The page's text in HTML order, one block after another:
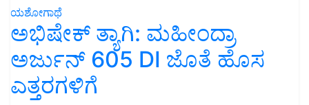
ಯಶೋಗಾಥೆ
ಅಭಿಷೇಕ್ ತ್ಯಾಗಿ: ಮಹೀಂದ್ರಾ
ಅರ್ಜುನ್ 605 DI ಜೊತೆ ಹೊಸ
ಎತ್ತರಗಳಿಗೆ